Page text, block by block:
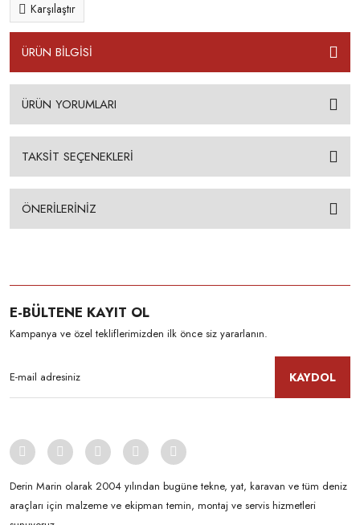
Karşılaştır
ÜRÜN BİLGİSİ
ÜRÜN YORUMLARI
TAKSİT SEÇENEKLERİ
ÖNERİLERİNİZ
E-BÜLTENE KAYIT OL
Kampanya ve özel tekliflerimizden ilk önce siz yararlanın.
KAYDOL
Derin Marin olarak 2004 yılından bugüne tekne, yat, karavan ve tüm deniz
araçları için malzeme ve ekipman temin, montaj ve servis hizmetleri